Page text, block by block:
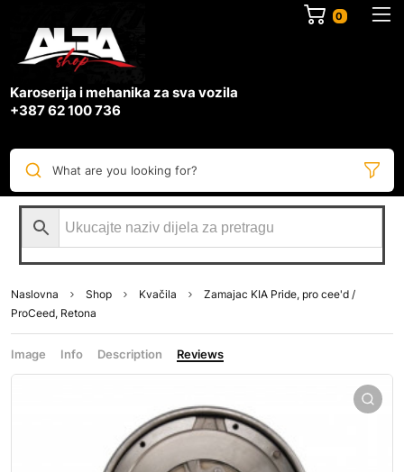
0
Karoserija i mehanika za sva vozila
+387 62 100 736
What are you looking for?
Naslovna Shop Kvačila
Zamajac KIA Pride, pro cee'd /
ProCeed, Retona
Image Info Description Reviews